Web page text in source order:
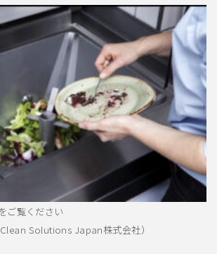
をご覧ください
Clean Solutions Japan株式会社）